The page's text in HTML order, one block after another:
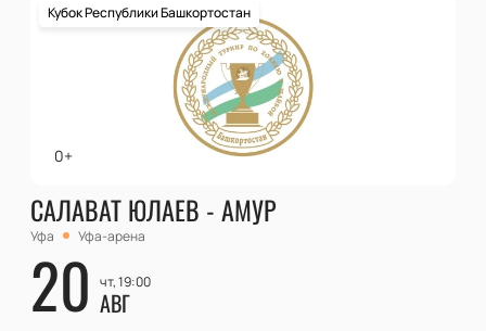
0+
Кубок Республики Башкортостан
САЛАВАТ ЮЛАЕВ - АМУР
Уфа Уфа-арена
20 чт, 19:00
АВГ